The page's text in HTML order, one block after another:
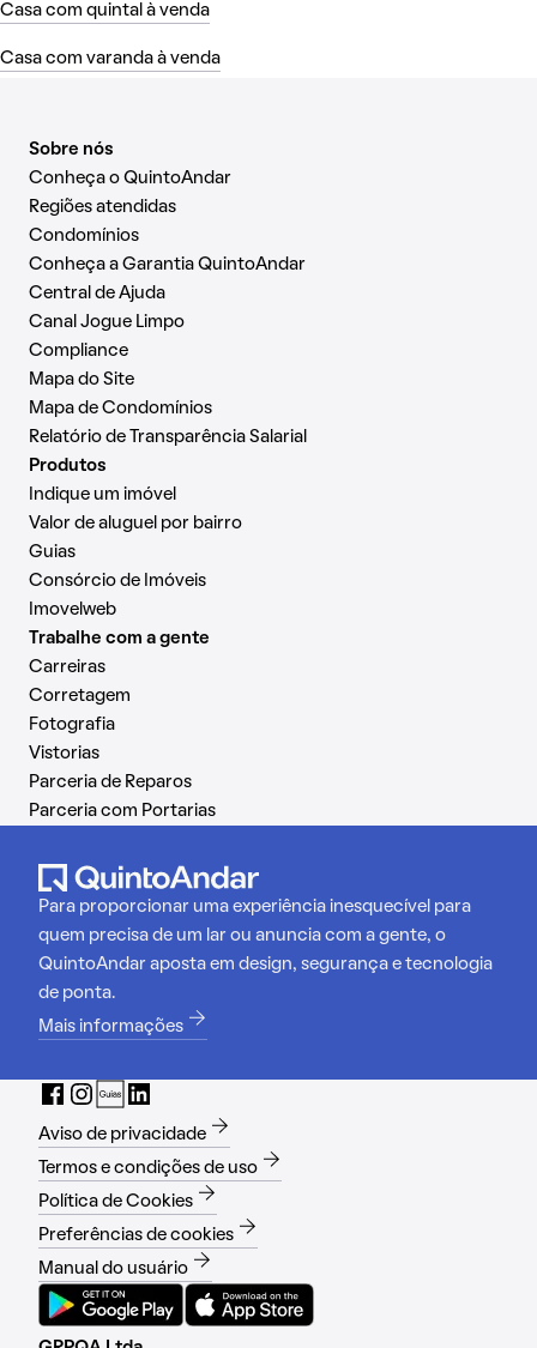
Casa com quintal à venda
Casa com varanda à venda
Sobre nós
Conheça o QuintoAndar
Regiões atendidas
Condomínios
Conheça a Garantia QuintoAndar
Central de Ajuda
Canal Jogue Limpo
Compliance
Mapa do Site
Mapa de Condomínios
Relatório de Transparência Salarial
Produtos
Indique um imóvel
Valor de aluguel por bairro
Guias
Consórcio de Imóveis
Imovelweb
Trabalhe com a gente
Carreiras
Corretagem
Fotografia
Vistorias
Parceria de Reparos
Parceria com Portarias
Para proporcionar uma experiência inesquecível para
quem precisa de um lar ou anuncia com a gente, o
QuintoAndar aposta em design, segurança e tecnologia
de ponta.
Mais informações
Aviso de privacidade
Termos e condições de uso
Política de Cookies
Preferências de cookies
Manual do usuário